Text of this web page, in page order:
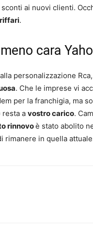
ai nuovi clienti.
.
cara
personalizzazione
. Che le imprese vi
per la franchigia, ma
a vostro carico.
rinnovoè stato abolito
rimanere in quella